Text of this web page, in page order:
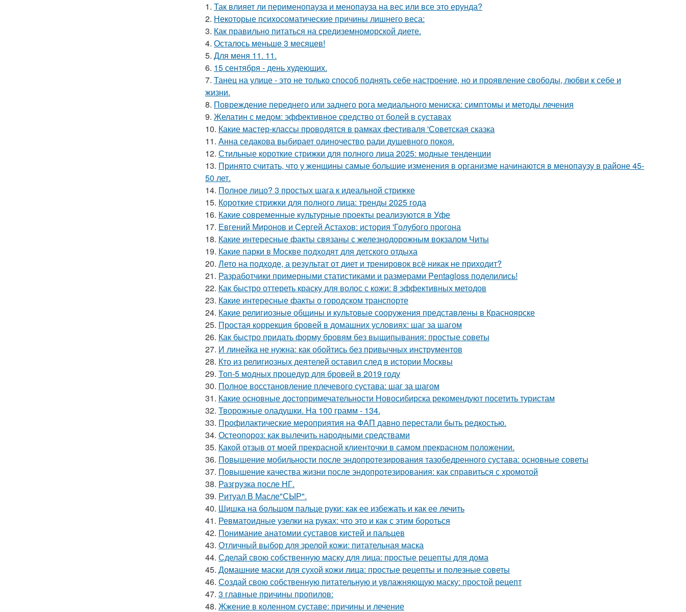
1. Так влияет ли перименопауза и менопауза на вес или все это ерунда?
2. Некоторые психосоматические причины лишнего веса:
3. Как правильно питаться на средиземноморской диете.
4. Осталось меньше 3 месяцев!
5. Для меня 11. 11.
6. 15 сентября - день худеющих.
7. Танец на улице - это не только способ поднять себе настроение, но и проявление свободы, любви к себе и
жизни.
8. Повреждение переднего или заднего рога медиального мениска: симптомы и методы лечения
9. Желатин с медом: эффективное средство от болей в суставах
10. Какие мастер-классы проводятся в рамках фестиваля 'Советская сказка
11. Анна седакова выбирает одиночество ради душевного покоя.
12. Стильные короткие стрижки для полного лица 2025: модные тенденции
13. Принято считать, что у женщины самые большие изменения в организме начинаются в менопаузу в районе 45-
50 лет.
14. Полное лицо? 3 простых шага к идеальной стрижке
15. Короткие стрижки для полного лица: тренды 2025 года
16. Какие современные культурные проекты реализуются в Уфе
17. Евгений Миронов и Сергей Астахов: история 'Голубого прогона
18. Какие интересные факты связаны с железнодорожным вокзалом Читы
19. Какие парки в Москве подходят для детского отдыха
20. Лето на подходе, а результат от диет и тренировок всё никак не приходит?
21. Разработчики примерными статистиками и размерами Pentagloss поделились!
22. Как быстро оттереть краску для волос с кожи: 8 эффективных методов
23. Какие интересные факты о городском транспорте
24. Какие религиозные общины и культовые сооружения представлены в Красноярске
25. Простая коррекция бровей в домашних условиях: шаг за шагом
26. Как быстро придать форму бровям без выщипывания: простые советы
27. И линейка не нужна: как обойтись без привычных инструментов
28. Кто из религиозных деятелей оставил след в истории Москвы
29. Топ-5 модных процедур для бровей в 2019 году
30. Полное восстановление плечевого сустава: шаг за шагом
31. Какие основные достопримечательности Новосибирска рекомендуют посетить туристам
32. Творожные оладушки. На 100 грамм - 134.
33. Профилактические мероприятия на ФАП давно перестали быть редкостью.
34. Остеопороз: как вылечить народными средствами
35. Какой отзыв от моей прекрасной клиенточки в самом прекрасном положении.
36. Повышение мобильности после эндопротезирования тазобедренного сустава: основные советы
37. Повышение качества жизни после эндопротезирования: как справиться с хромотой
38. Разгрузка после НГ.
39. Ритуал В Масле"СЫР".
40. Шишка на большом пальце руки: как ее избежать и как ее лечить
41. Ревматоидные узелки на руках: что это и как с этим бороться
42. Понимание анатомии суставов кистей и пальцев
43. Отличный выбор для зрелой кожи: питательная маска
44. Сделай свою собственную маску для лица: простые рецепты для дома
45. Домашние маски для сухой кожи лица: простые рецепты и полезные советы
46. Создай свою собственную питательную и увлажняющую маску: простой рецепт
47. 3 главные причины пропилов:
48. Жжение в коленном суставе: причины и лечение